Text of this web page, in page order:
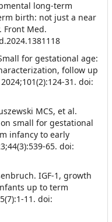
long-term
birth: not just a near
Front Med.
for gestational age:
follow up
31. doi:
MCS, et al.
small for gestational
infancy to early
65. doi:
IGF-1, growth
up to term
11. doi: